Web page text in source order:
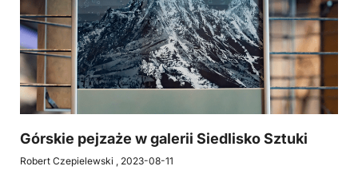
Górskie pejzaże w galerii Siedlisko Sztuki
Robert Czepielewski 2023-08-11